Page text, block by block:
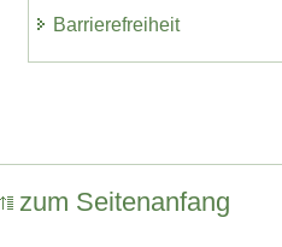
Barrierefreiheit
zum Seitenanfang